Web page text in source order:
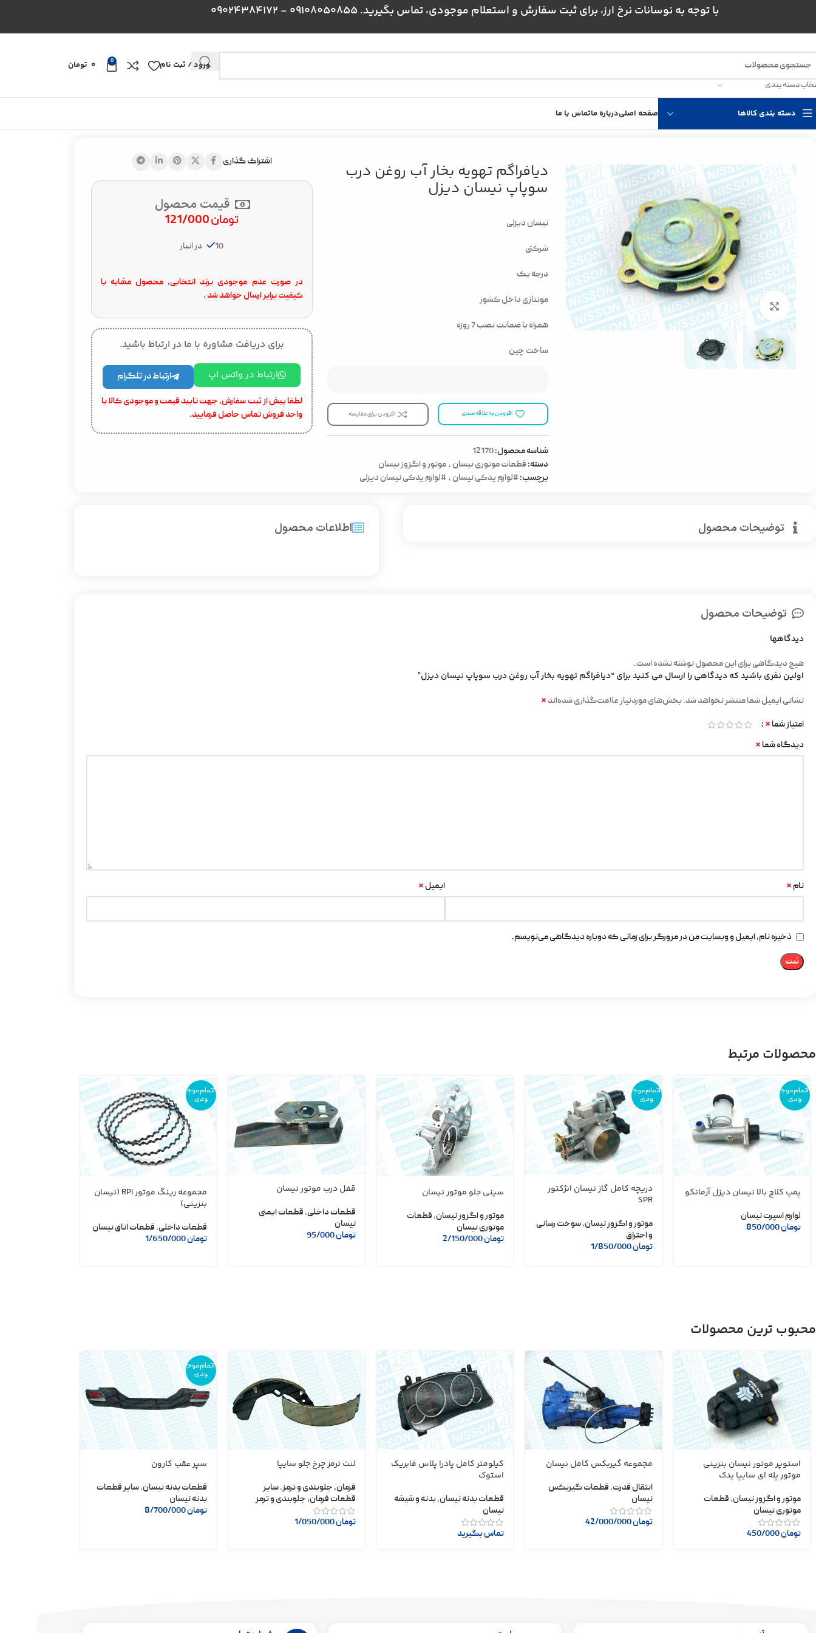
با توجه به نوسانات نرخ ارز، برای ثبت سفارش و استعلام موجودی، تماس بگیرید. 09108050855 - 09024384172
دسته بندی
ورود / ثبت نام 0 تومان
دسته بندی کالاها صفحه اصلیدرباره ماتماس با ما
بزرگنمایی تصویر
دیافراگم تهویه بخار آب روغن درب
سوپاپ نیسان دیزل
نیسان دیزلی
شرکتی
درجه یک
مونتاژی داخل کشور
همراه با ضمانت نصب 7 روزه
ساخت چین
افزودن به علاقه مندی افزودن برای مقایسه
شناسه محصول:12170
دسته: قطعات موتوری نیسان , موتور و اگزوز نیسان
برچسب:#لوازم یدکی نیسان , #لوازم یدکی نیسان دیزلی
اشتراک گذاری
قیمت محصول
تومان
10 در انبار
در صورت عدم موجودی برند انتخابی، محصول مشابه با
کیفیت برابر ارسال خواهد شد .
برای دریافت مشاوره با ما در ارتباط باشید.
ارتباط در واتس اپ ارتباط در تلگرام
لطفا پیش از ثبت سفارش، جهت تایید قیمت و موجودی کالا با
واحد فروش تماس حاصل فرمایید.
توضیحات محصول اطلاعات محصول
توضیحات محصول
دیدگاهها
هیچ دیدگاهی برای این محصول نوشته نشده است.
اولین نفری باشید که دیدگاهی را ارسال می کنید برای “دیافراگم تهویه بخار آب روغن درب سوپاپ نیسان دیزل”
نشانی ایمیل شما منتشر نخواهد شد.بخش‌های موردنیاز علامت‌گذاری شده‌اند *
امتیاز شما *
دیدگاه شما *
نام * ایمیل *
ذخیره نام، ایمیل و وبسایت من در مرورگر برای زمانی که دوباره دیدگاهی می‌نویسم.
محصولات مرتبط
اتمام موج
ودی
پمپ کلاچ بالا نیسان دیزل آرمانکو
لوازم اسپرت نیسان
تومان
اتمام موج
ودی
دریچه کامل گاز نیسان انژکتور
SPR
موتور و اگزوز نیسان,سوخت رسانی
و احتراق
تومان1/850/000
سینی جلو موتور نیسان
موتور و اگزوز نیسان, قطعات
موتوری نیسان
تومان
قفل درب موتور نیسان
قطعات داخلی, قطعات ایمنی
نیسان
تومان95/000
اتمام موج
ودی
مجموعه رینگ موتور RPI (نیسان
بنزینی)
قطعات داخلی, قطعات اتاق نیسان
تومان
محبوب ترین محصولات
استوپر موتور نیسان بنزینی
موتور پله ای سایپا یدک
موتور و اگزوز نیسان, قطعات
موتوری نیسان
تومان
مجموعه گیربکس کامل نیسان
انتقال قدرت, قطعات گیربکس
نیسان
تومان42/000/000
کیلومتر کامل پادرا پلاس فابریک
استوک
قطعات بدنه نیسان,بدنه و شیشه
نیسان
تماس بگیرید
لنت ترمز چرخ جلو سایپا
فرمان، جلوبندی و ترمز,سایر
قطعات فرمان، جلوبندی و ترمز
تومان1/050/000
اتمام موج
ودی
سپر عقب کارون
قطعات بدنه نیسان,سایر قطعات
بدنه نیسان
تومان